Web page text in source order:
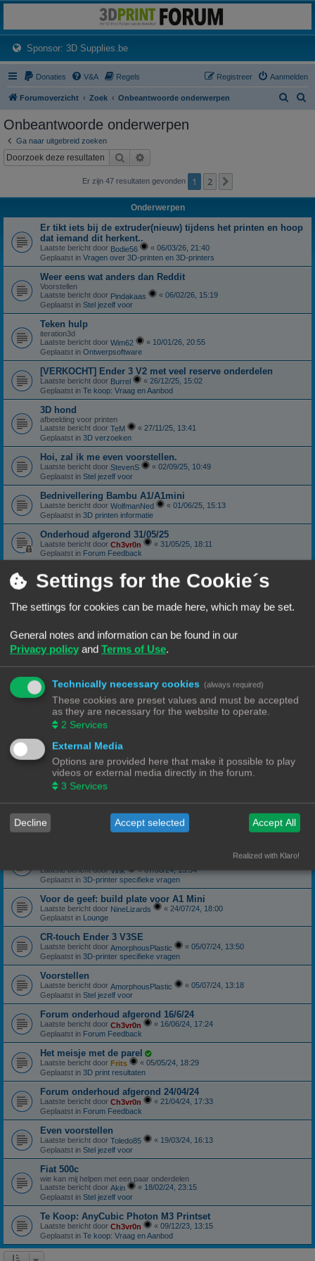
Het 3D print forum van de Benelux na de sluiting van 3dprintforum.nl
Sponsor: 3D Supplies.be(Opens a new tab)
Donaties V&A Regels Aanmelden
Registreer
Forumoverzicht Zoek Onbeantwoorde onderwerpen
Onbeantwoorde onderwerpen
Ga naar uitgebreid zoeken
Zoek
Er zijn 47 resultaten gevonden 1 2
Onderwerpen
Er tikt iets bij de extruder(nieuw) tijdens het printen en hoop
dat iemand dit herkent..
Laatste bericht door Bodie56 « 06/03/26, 21:40
Geplaatst in Vragen over 3D-printen en 3D-printers
Weer eens wat anders dan Reddit
Voorstellen
Laatste bericht door Pindakaas « 06/02/26, 15:19
Geplaatst in Stel jezelf voor
Teken hulp
iteration3d
Laatste bericht door Wim62 « 10/01/26, 20:55
Geplaatst in Ontwerpsoftware
[VERKOCHT] Ender 3 V2 met veel reserve onderdelen
Laatste bericht door Burrel « 26/12/25, 15:02
Geplaatst in Te koop: Vraag en Aanbod
3D hond
afbeelding voor printen
Laatste bericht door TeM « 27/11/25, 13:41
Geplaatst in 3D verzoeken
Hoi, zal ik me even voorstellen.
Laatste bericht door StevenS « 02/09/25, 10:49
Geplaatst in Stel jezelf voor
Bednivellering Bambu A1/A1mini
Laatste bericht door WolfmanNed « 01/06/25, 15:13
Geplaatst in 3D printen informatie
Onderhoud afgerond 31/05/25
Laatste bericht door Ch3vr0n « 31/05/25, 18:11
Geplaatst in Forum Feedback
Sunlu S4: Nieuwstaat
Laatste bericht doorCh3vr0n
11/01/25, 18:06
Te koop: Vraag en Aanbod
Anycubic Viper extruder.
Geplaatst in
3D-printer specifieke vragen
canbus (Ebb42/U2C) opgelost probleem
Geplaatst inKlipper
Forum onderhoud afgerond 08/09/24
phppbb update 3.3.13
Laatste bericht door Ch3vr0n «08/09/24, 13:06
Geplaatst in Forum Feedback
Laatste bericht doorJansC
Geplaatst in
Moeilijk filament (qua bed adhesie)
Laatste bericht door
ROG STRIX Scope DELUXE RGB Toetsenbord
Laatste bericht door Ch3vr0n « 12/08/24, 21:04
Geplaatst in
Te koop: Vraag en Aanbod
Laatste bericht doorVink «07/08/24, 15:54
Geplaatst in 3D-printer specifieke vragen
Voor de geef: build plate voor A1 Mini
Laatste bericht door NineLizards « 24/07/24, 18:00
Geplaatst in Lounge
CR-touch Ender 3 V3SE
Laatste bericht door AmorphousPlastic « 05/07/24, 13:50
Geplaatst in 3D-printer specifieke vragen
Voorstellen
Laatste bericht door AmorphousPlastic « 05/07/24, 13:18
Geplaatst in Stel jezelf voor
Forum onderhoud afgerond 16/6/24
Laatste bericht door Ch3vr0n « 16/06/24, 17:24
Geplaatst in Forum Feedback
Het meisje met de parel
Laatste bericht door Frits « 05/05/24, 18:29
Geplaatst in 3D print resultaten
Forum onderhoud afgerond 24/04/24
Laatste bericht door Ch3vr0n « 21/04/24, 17:33
Geplaatst in Forum Feedback
Even voorstellen
Laatste bericht door Toledo85 « 19/03/24, 16:13
Geplaatst in Stel jezelf voor
Fiat 500c
wie kan mij helpen met een paar onderdelen
Laatste bericht door Akin « 18/02/24, 23:15
Geplaatst in Stel jezelf voor
Te Koop: AnyCubic Photon M3 Printset
Laatste bericht door Ch3vr0n « 09/12/23, 13:15
Geplaatst in Te koop: Vraag en Aanbod
Settings for the Cookie´s
The settings for cookies can be made here, which may be set.
General notes and information can be found in our
Privacy policy and Terms of Use.
Technically necessary cookies (always required)
These cookies are preset values and must be accepted
as they are necessary for the website to operate.
2 Services
External Media
Options are provided here that make it possible to play
videos or external media directly in the forum.
3 Services
Decline Accept selected Accept All
Realized with Klaro!